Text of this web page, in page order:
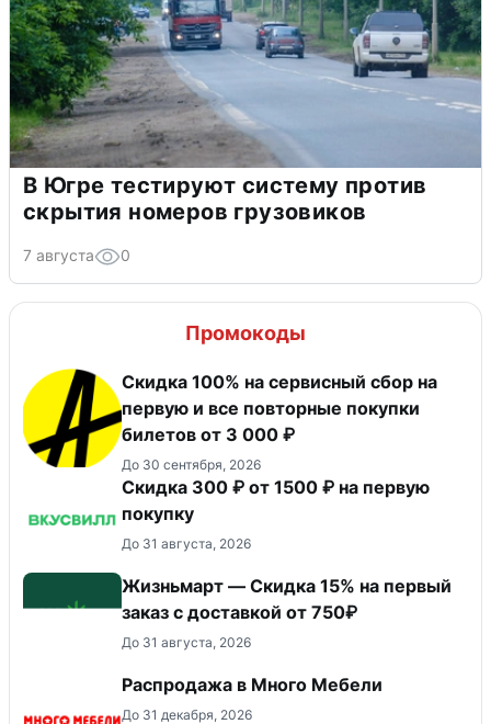
В Югре тестируют систему против
скрытия номеров грузовиков
7 августа 0
Промокоды
Скидка 100% на сервисный сбор на
первую и все повторные покупки
билетов от 3 000 ₽
До 30 сентября, 2026
Скидка 300 ₽ от 1500 ₽ на первую
покупку
До 31 августа, 2026
Жизньмарт — Скидка 15% на первый
заказ с доставкой от 750₽
До 31 августа, 2026
Распродажа в Много Мебели
До 31 декабря, 2026